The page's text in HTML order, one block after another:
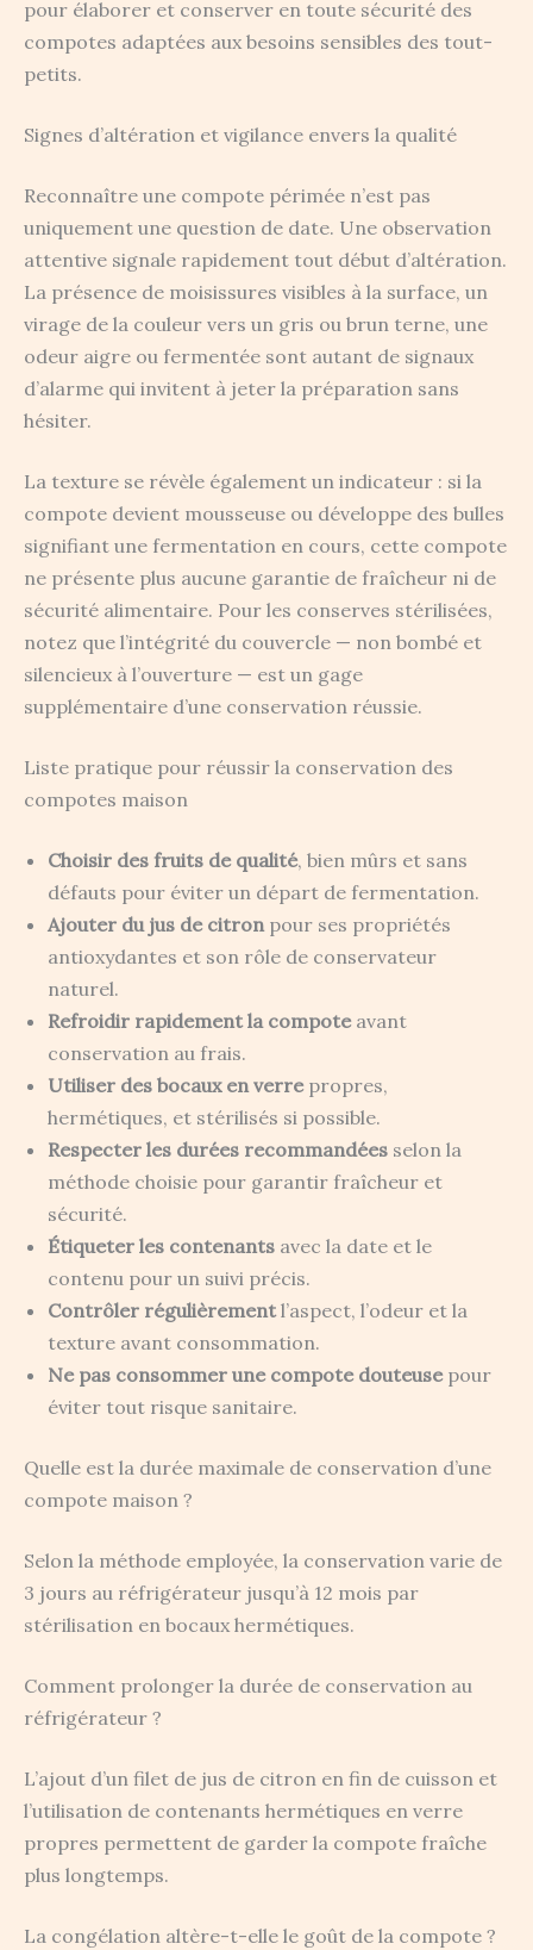
pour élaborer et conserver en toute sécurité des
compotes adaptées aux besoins sensibles des tout-
petits.
Signes d’altération et vigilance envers la qualité
Reconnaître une compote périmée n’est pas
uniquement une question de date. Une observation
attentive signale rapidement tout début d’altération.
La présence de moisissures visibles à la surface, un
virage de la couleur vers un gris ou brun terne, une
odeur aigre ou fermentée sont autant de signaux
d’alarme qui invitent à jeter la préparation sans
hésiter.
La texture se révèle également un indicateur : si la
compote devient mousseuse ou développe des bulles
signifiant une fermentation en cours, cette compote
ne présente plus aucune garantie de fraîcheur ni de
sécurité alimentaire. Pour les conserves stérilisées,
notez que l’intégrité du couvercle — non bombé et
silencieux à l’ouverture — est un gage
supplémentaire d’une conservation réussie.
Liste pratique pour réussir la conservation des
compotes maison
Choisir des fruits de qualité, bien mûrs et sans
défauts pour éviter un départ de fermentation.
Ajouter du jus de citronpour ses propriétés
antioxydantes et son rôle de conservateur
naturel.
Refroidir rapidement la compoteavant
conservation au frais.
Utiliser des bocaux en verrepropres,
hermétiques, et stérilisés si possible.
Respecter les durées recommandées selon la
méthode choisie pour garantir fraîcheur et
sécurité.
Étiqueter les contenants avec la date et le
contenu pour un suivi précis.
Contrôler régulièrementl’aspect, l’odeur et la
texture avant consommation.
Ne pas consommer une compote douteusepour
éviter tout risque sanitaire.
Quelle est la durée maximale de conservation d’une
compote maison ?
Selon la méthode employée, la conservation varie de
3 jours au réfrigérateur jusqu’à 12 mois par
stérilisation en bocaux hermétiques.
Comment prolonger la durée de conservation au
réfrigérateur ?
L’ajout d’un filet de jus de citron en fin de cuisson et
l’utilisation de contenants hermétiques en verre
propres permettent de garder la compote fraîche
plus longtemps.
La congélation altère-t-elle le goût de la compote ?